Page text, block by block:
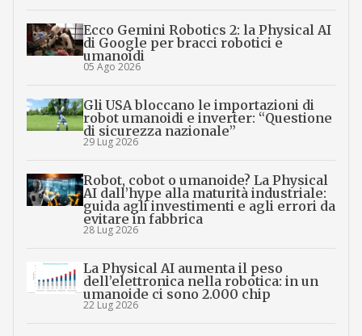
Ecco Gemini Robotics 2: la Physical AI
di Google per bracci robotici e
umanoidi
05 Ago 2026
Gli USA bloccano le importazioni di
robot umanoidi e inverter: “Questione
di sicurezza nazionale”
29 Lug 2026
Robot, cobot o umanoide? La Physical
AI dall’hype alla maturità industriale:
guida agli investimenti e agli errori da
evitare in fabbrica
28 Lug 2026
La Physical AI aumenta il peso
dell’elettronica nella robotica: in un
umanoide ci sono 2.000 chip
22 Lug 2026